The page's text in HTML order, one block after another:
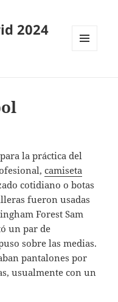
2024
la práctica del
camiseta
cotidiano o botas
fueron usadas
Forest Sam
un par de
sobre las medias.
pantalones por
usualmente con un